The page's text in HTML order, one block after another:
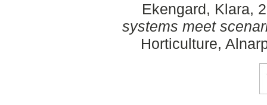
Ekengard, Klara,
systems meet
Horticulture,